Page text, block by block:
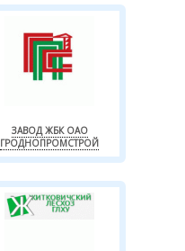
ЗАВОД ЖБК ОАО
ГРОДНОПРОМСТРОЙ